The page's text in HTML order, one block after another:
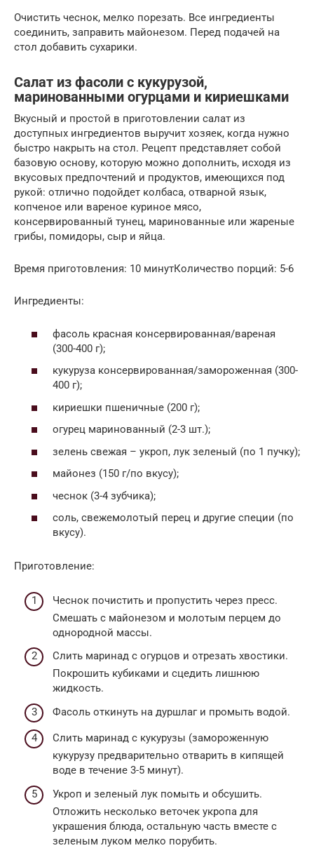
Очистить чеснок, мелко порезать. Все ингредиенты
соединить, заправить майонезом. Перед подачей на
стол добавить сухарики.
Салат из фасоли с кукурузой,
маринованными огурцами и кириешками
Вкусный и простой в приготовлении салат из
доступных ингредиентов выручит хозяек, когда нужно
быстро накрыть на стол. Рецепт представляет собой
базовую основу, которую можно дополнить, исходя из
вкусовых предпочтений и продуктов, имеющихся под
рукой: отлично подойдет колбаса, отварной язык,
копченое или вареное куриное мясо,
консервированный тунец, маринованные или жареные
грибы, помидоры, сыр и яйца.
Время приготовления: 10 минутКоличество порций: 5-6
Ингредиенты:
фасоль красная консервированная/вареная
(300-400 г);
кукуруза консервированная/замороженная (300-
400 г);
кириешки пшеничные (200 г);
огурец маринованный (2-3 шт.);
зелень свежая – укроп, лук зеленый (по 1 пучку);
майонез (150 г/по вкусу);
чеснок (3-4 зубчика);
соль, свежемолотый перец и другие специи (по
вкусу).
Приготовление:
Чеснок почистить и пропустить через пресс.
Смешать с майонезом и молотым перцем до
однородной массы.
Слить маринад с огурцов и отрезать хвостики.
Покрошить кубиками и сцедить лишнюю
жидкость.
Фасоль откинуть на дуршлаг и промыть водой.
Слить маринад с кукурузы (замороженную
кукурузу предварительно отварить в кипящей
воде в течение 3-5 минут).
Укроп и зеленый лук помыть и обсушить.
Отложить несколько веточек укропа для
украшения блюда, остальную часть вместе с
зеленым луком мелко порубить.